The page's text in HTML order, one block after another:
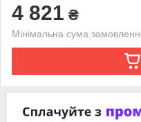
4 821 ₴
Мінімальна сума